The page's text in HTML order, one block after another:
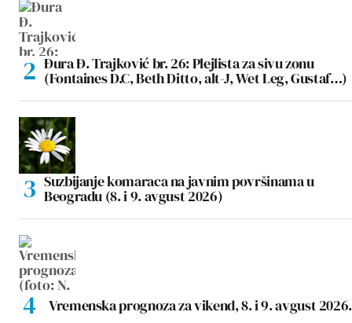
Đura Đ. Trajković br. 26: Plejlista za sivu zonu
(Fontaines D.C, Beth Ditto, alt-J, Wet Leg, Gustaf…)
Suzbijanje komaraca na javnim površinama u
Beogradu (8. i 9. avgust 2026)
Vremenska prognoza za vikend, 8. i 9. avgust 2026.